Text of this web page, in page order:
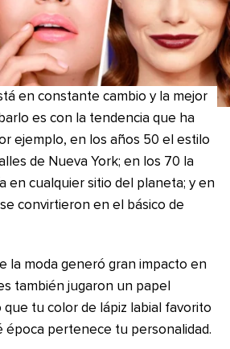
en constante cambio y la mejor
es con la tendencia que ha
ejemplo, en los años 50 el estilo
de Nueva York; en los 70 la
en cualquier sitio del planeta; y en
convirtieron en el básico de
la moda generó gran impacto en
también jugaron un papel
que tu color de lápiz labial favorito
época pertenece tu personalidad.